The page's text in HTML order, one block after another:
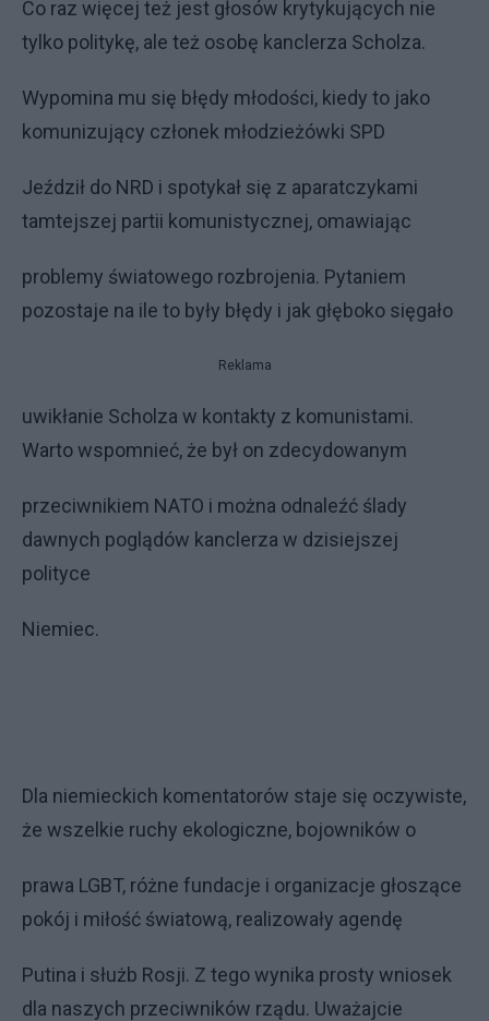
Co raz więcej też jest głosów krytykujących nie
tylko politykę, ale też osobę kanclerza Scholza.
Wypomina mu się błędy młodości, kiedy to jako
komunizujący członek młodzieżówki SPD
Jeździł do NRD i spotykał się z aparatczykami
tamtejszej partii komunistycznej, omawiając
problemy światowego rozbrojenia. Pytaniem
pozostaje na ile to były błędy i jak głęboko sięgało
Reklama
uwikłanie Scholza w kontakty z komunistami.
Warto wspomnieć, że był on zdecydowanym
przeciwnikiem NATO i można odnaleźć ślady
dawnych poglądów kanclerza w dzisiejszej
polityce
Niemiec.
Dla niemieckich komentatorów staje się oczywiste,
że wszelkie ruchy ekologiczne, bojowników o
prawa LGBT, różne fundacje i organizacje głoszące
pokój i miłość światową, realizowały agendę
Putina i służb Rosji. Z tego wynika prosty wniosek
dla naszych przeciwników rządu. Uważajcie